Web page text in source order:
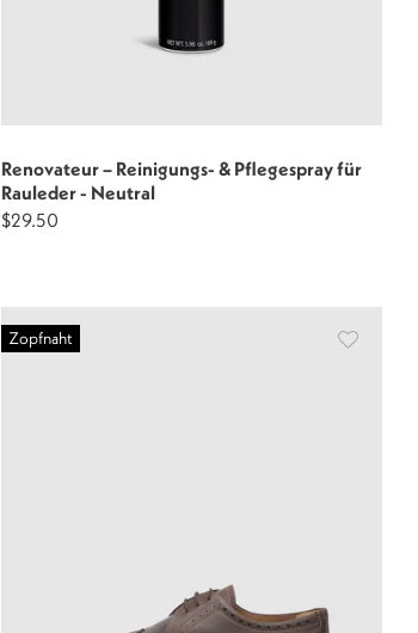
Renovateur – Reinigungs- & Pflegespray für
Rauleder - Neutral
$29.50
Zopfnaht